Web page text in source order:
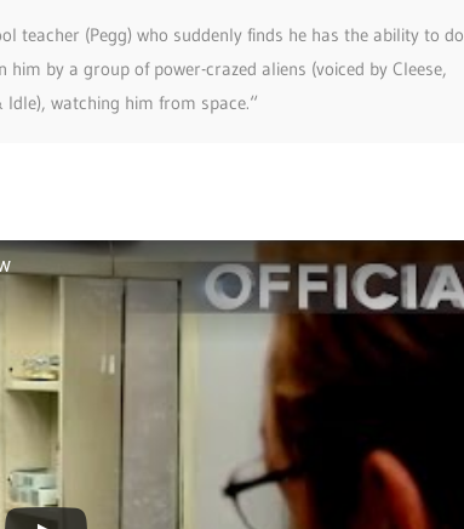
teacher (Pegg) who suddenly finds he has the ability to do
by a group of power-crazed aliens (voiced by Cleese,
Idle), watching him from space.“